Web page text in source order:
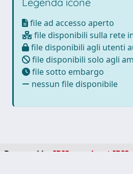
file ad accesso aperto
file disponibili sulla rete
file disponibili agli utenti
file disponibili solo agli
file sotto embargo
nessun file disponibile
Powered by IRIS about IRIS